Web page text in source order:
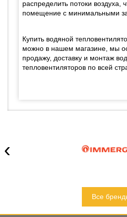
распределить потоки воздуха,
помещение с минимальными
Купить водяной
можно в нашем магазине, мы
продажу, доставку и монтаж
тепловентиляторов по всей
‹
Все